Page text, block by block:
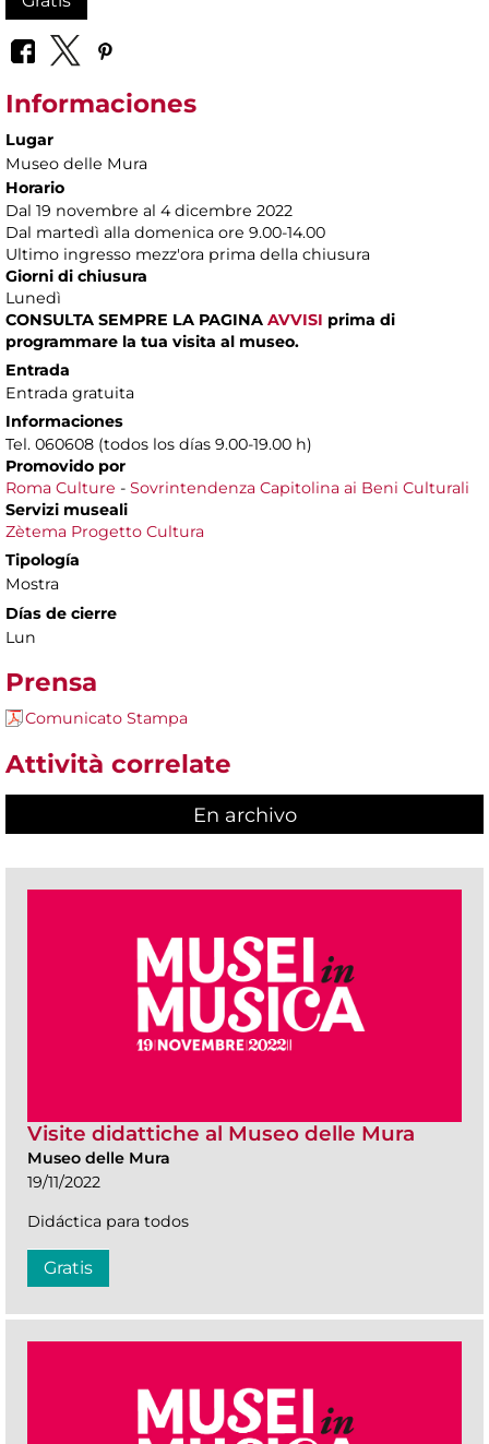
Informaciones
Lugar
Museo delle Mura
Horario
Dal 19 novembre al 4 dicembre 2022
Dal martedì alla domenica ore 9.00-14.00
Ultimo ingresso mezz'ora prima della chiusura
Giorni di chiusura
Lunedì
CONSULTA SEMPRE LA PAGINA AVVISI prima di
programmare la tua visita al museo.
Entrada
Entrada gratuita
Informaciones
Tel. 060608 (todos los días 9.00-19.00 h)
Promovido por
Roma Culture - Sovrintendenza Capitolina ai Beni Culturali
Servizi museali
Zètema Progetto Cultura
Tipología
Mostra
Días de cierre
Lun
Prensa
Comunicato Stampa
Attività correlate
En archivo
Visite didattiche al Museo delle Mura
Museo delle Mura
19/11/2022
Didáctica para todos
Gratis